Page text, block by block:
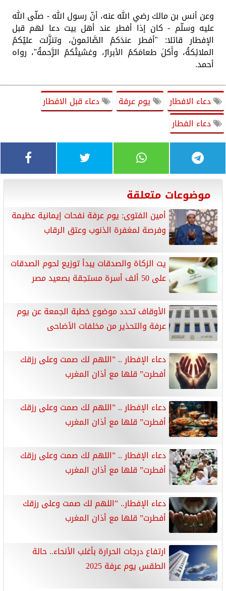
وعن أنس بن مالك رضي الله عنه، أنّ رسول الله - صلّى الله
عليه وسلّم - كان إذا أفطر عند أهل بيت دعا لهم قبل
الإفطار قائلا: "أفطرَ عندَكمُ الصَّائمونَ، وتنزَّلت عليْكمُ
الملائِكةُ، وأَكلَ طعامَكمُ الأبرارُ، وغشيتْكمُ الرَّحمةُ"، رواه
أحمد.
دعاء الافطار يوم عرفة
دعاء قبل الافطار
دعاء الفطار
موضوعات متعلقة
أمين الفتوى: يوم عرفة نفحات إيمانية عظيمة
وفرصة لمغفرة الذنوب وعتق الرقاب
يت الزكاة والصدقات يبدأ توزيع لحوم الصدقات
على 50 ألف أسرة مستحِقة بصعيد مصر
الأوقاف تحدد موضوع خطبة الجمعة عن يوم
عرفة والتحذير من مخلفات الأضاحى
دعاء الإفطار .. ”اللهم لك صمت وعلى رزقك
أفطرت” قلها مع أذان المغرب
دعاء الإفطار .. ”اللهم لك صمت وعلى رزقك
أفطرت” قلها مع أذان المغرب
دعاء الإفطار .. ”اللهم لك صمت وعلى رزقك
أفطرت” قلها مع أذان المغرب
دعاء الإفطار.. ”اللهم لك صمت وعلى رزقك
أفطرت” قلها مع أذان المغرب
ارتفاع درجات الحرارة بأغلب الأنحاء.. حالة
الطقس يوم عرفة 2025